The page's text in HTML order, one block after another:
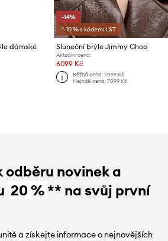
dámské
-14%
*-10 % s kódem: LST
Sluneční brýle Jimmy Choo
Aktuální cena:
6099 Kč
Běžná cena: 7099 Kč
Nejnižší cena: 7099 Kč
odběru novinek a
20 %** na svůj první
a získejte informace o nejnovějších